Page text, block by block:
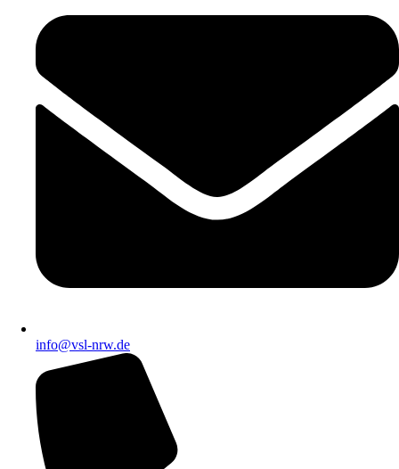
info@vsl-nrw.de